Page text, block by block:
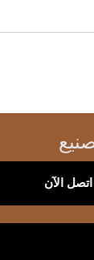
اتصل الآن